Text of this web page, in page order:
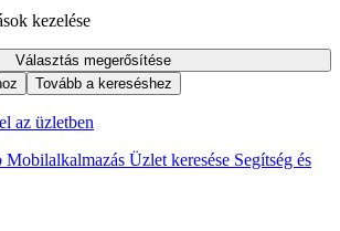
kezelése
Választás megerősítése
Tovább a kereséshez
az üzletben
Mobilalkalmazás Üzlet keresése Segítség és